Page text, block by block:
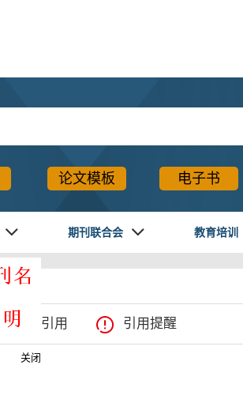
论文模板 电子书
期刊联合会 教育培训
导出引用 引用提醒